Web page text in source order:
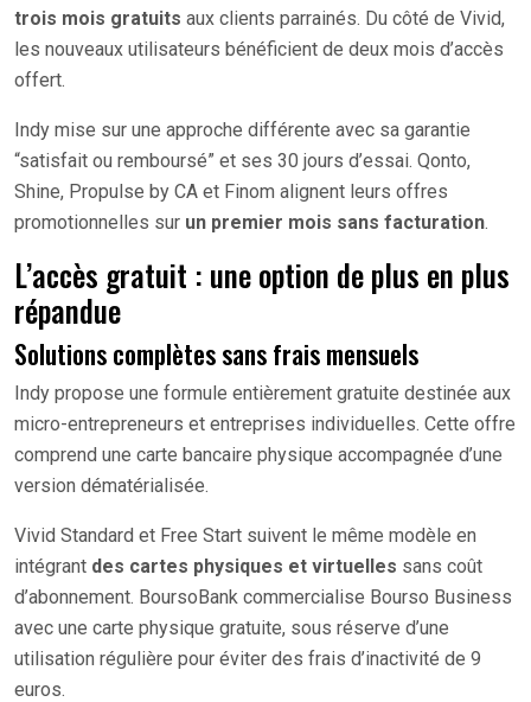
trois mois gratuits aux clients parrainés. Du côté de Vivid,
les nouveaux utilisateurs bénéficient de deux mois d’accès
offert.
Indy mise sur une approche différente avec sa garantie
“satisfait ou remboursé” et ses 30 jours d’essai. Qonto,
Shine, Propulse by CA et Finom alignent leurs offres
promotionnelles sur un premier mois sans facturation.
L’accès gratuit : une option de plus en plus
répandue
Solutions complètes sans frais mensuels
Indy propose une formule entièrement gratuite destinée aux
micro-entrepreneurs et entreprises individuelles. Cette offre
comprend une carte bancaire physique accompagnée d’une
version dématérialisée.
Vivid Standard et Free Start suivent le même modèle en
intégrant des cartes physiques et virtuelles sans coût
d’abonnement. BoursoBank commercialise Bourso Business
avec une carte physique gratuite, sous réserve d’une
utilisation régulière pour éviter des frais d’inactivité de 9
euros.